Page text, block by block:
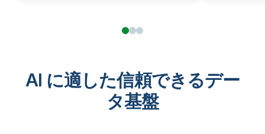
AI に適した信頼できるデー
タ基盤